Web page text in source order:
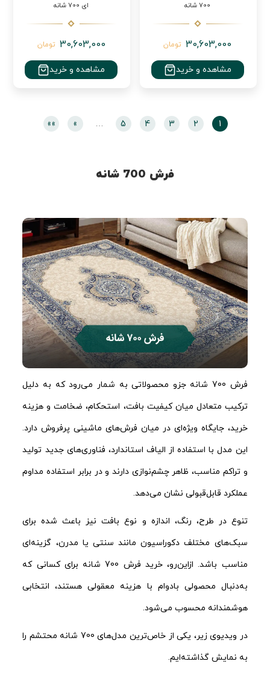
700 شانه
30,603,000 تومان
مشاهده و خرید
ای 700 شانه
30,603,000 تومان
مشاهده و خرید
1
2
3
4
5
…
»
»»
فرش 700 شانه
فرش 700 شانه جزو محصولاتی به شمار می‌رود که به دلیل
ترکیب متعادل میان کیفیت بافت، استحکام، ضخامت و هزینه
خرید، جایگاه ویژه‌ای در میان فرش‌های ماشینی پرفروش دارد.
این مدل با استفاده از الیاف استاندارد، فناوری‌های جدید تولید
و تراکم مناسب، ظاهر چشم‌نوازی دارند و در برابر استفاده مداوم
عملکرد قابل‌قبولی نشان می‌دهد.
تنوع در طرح، رنگ، اندازه و نوع بافت نیز باعث شده برای
سبک‌های مختلف دکوراسیون مانند سنتی یا مدرن، گزینه‌ای
مناسب باشد. ازاین‌رو، خرید فرش 700 شانه برای کسانی که
به‌دنبال محصولی بادوام با هزینه معقولی هستند، انتخابی
هوشمندانه محسوب می‌شود.
در ویدیوی زیر، یکی از خاص‌ترین مدل‌های 700 شانه محتشم را
به نمایش گذاشته‌ایم.